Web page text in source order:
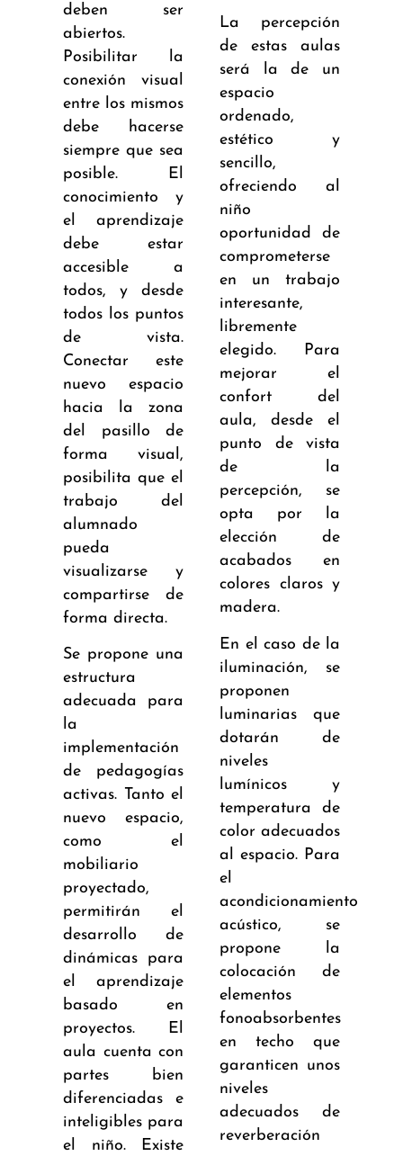
deben ser
abiertos.
Posibilitar la
conexión visual
entre los mismos
debe hacerse
siempre que sea
posible. El
conocimiento y
el aprendizaje
debe estar
accesible a
todos, y desde
todos los puntos
de vista.
Conectar este
nuevo espacio
hacia la zona
del pasillo de
forma visual,
posibilita que el
trabajo del
alumnado
pueda
visualizarse y
compartirse de
forma directa.
Se propone una
estructura
adecuada para
la
implementación
de pedagogías
activas. Tanto el
nuevo espacio,
como el
mobiliario
proyectado,
permitirán el
desarrollo de
dinámicas para
el aprendizaje
basado en
proyectos. El
aula cuenta con
partes bien
diferenciadas e
inteligibles para
el niño. Existe
La percepción
de estas aulas
será la de un
espacio
ordenado,
estético y
sencillo,
ofreciendo al
niño
oportunidad de
comprometerse
en un trabajo
interesante,
libremente
elegido. Para
mejorar el
confort del
aula, desde el
punto de vista
de la
percepción, se
opta por la
elección de
acabados en
colores claros y
madera.
En el caso de la
iluminación, se
proponen
luminarias que
dotarán de
niveles
lumínicos y
temperatura de
color adecuados
al espacio. Para
el
acondicionamiento
acústico, se
propone la
colocación de
elementos
fonoabsorbentes
en techo que
garanticen unos
niveles
adecuados de
reverberación